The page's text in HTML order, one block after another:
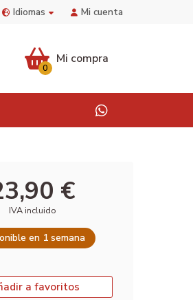
Idiomas Mi cuenta
Mi compra
0
€
IVA incluido
en 1 semana
a favoritos